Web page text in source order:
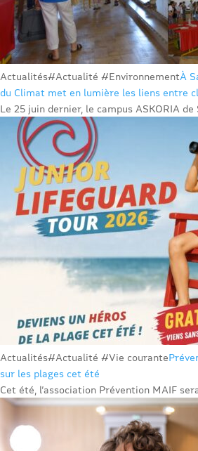
Actualités#Actualité #EnvironnementÀ
du Climat met en lumière les liens entre
Le 25 juin dernier, le campus ASKORIA de
Actualités#Actualité #Vie courante
sur les plages cet été
Cet été, l’association Prévention MAIF